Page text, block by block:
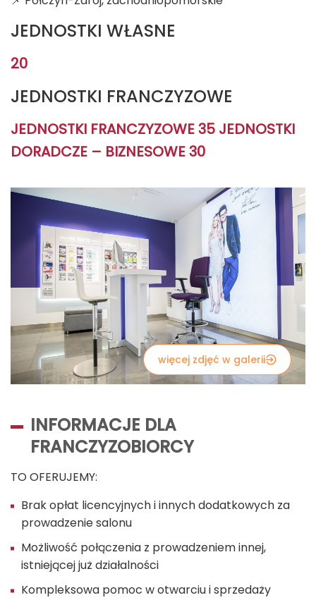
JEDNOSTKI WŁASNE
20
JEDNOSTKI FRANCZYZOWE
JEDNOSTKI FRANCZYZOWE 35 JEDNOSTKI
DORADCZE – BIZNESOWE 30
więcej zdjęć w galerii
INFORMACJE DLA
FRANCZYZOBIORCY
TO OFERUJEMY:
Brak opłat licencyjnych i innych dodatkowych za
prowadzenie salonu
Możliwość połączenia z prowadzeniem innej,
istniejącej już działalności
Kompleksowa pomoc w otwarciu i sprzedaży